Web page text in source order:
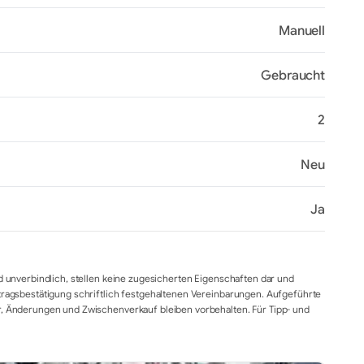
Manuell
Gebraucht
2
Neu
Ja
stellen keine zugesicherten Eigenschaften dar und
schriftlich festgehaltenen Vereinbarungen. Aufgeführte
und Zwischenverkauf bleiben vorbehalten. Für Tipp- und